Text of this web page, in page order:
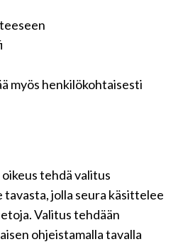
myös henkilökohtaisesti
tehdä valitus
jolla seura käsittelee
Valitus tehdään
ohjeistamalla tavalla